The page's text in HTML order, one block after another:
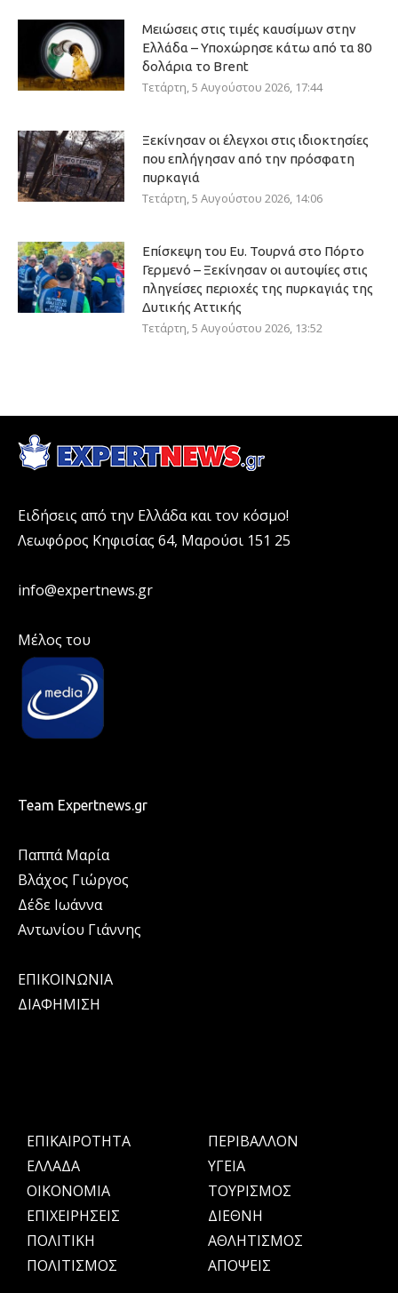
Μειώσεις στις τιμές καυσίμων στην
Ελλάδα – Υποχώρησε κάτω από τα 80
δολάρια το Brent
Τετάρτη, 5 Αυγούστου 2026, 17:44
Ξεκίνησαν οι έλεγχοι στις ιδιοκτησίες
που επλήγησαν από την πρόσφατη
πυρκαγιά
Τετάρτη, 5 Αυγούστου 2026, 14:06
Επίσκεψη του Ευ. Τουρνά στο Πόρτο
Γερμενό – Ξεκίνησαν οι αυτοψίες στις
πληγείσες περιοχές της πυρκαγιάς της
Δυτικής Αττικής
Τετάρτη, 5 Αυγούστου 2026, 13:52
Ειδήσεις από την Ελλάδα και τον κόσμο!
Λεωφόρος Κηφισίας 64, Μαρούσι 151 25
info@expertnews.gr
Μέλος του
Team Expertnews.gr
Παππά Μαρία
Βλάχος Γιώργος
Δέδε Ιωάννα
Αντωνίου Γιάννης
ΕΠΙΚΟΙΝΩΝΙΑ
ΔΙΑΦΗΜΙΣΗ
ΕΠΙΚΑΙΡΟΤΗΤΑ
ΕΛΛΑΔΑ
OIKONOMIA
ΕΠΙΧΕΙΡΗΣΕΙΣ
ΠΟΛΙΤΙΚΗ
ΠΟΛΙΤΙΣΜΟΣ
ΠΕΡΙΒΑΛΛΟΝ
ΥΓΕΙΑ
ΤΟΥΡΙΣΜΟΣ
ΔΙΕΘΝΗ
ΑΘΛΗΤΙΣΜΟΣ
ΑΠΟΨΕΙΣ